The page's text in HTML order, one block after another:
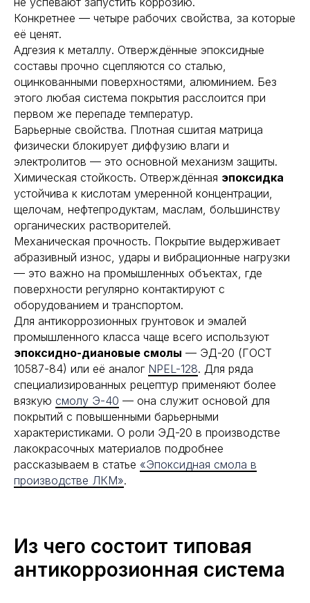
Конкретнее — четыре рабочих свойства, за которые
её ценят.
Адгезия к металлу. Отверждённые эпоксидные
составы прочно сцепляются со сталью,
оцинкованными поверхностями, алюминием. Без
этого любая система покрытия расслоится при
первом же перепаде температур.
Барьерные свойства. Плотная сшитая матрица
физически блокирует диффузию влаги и
электролитов — это основной механизм защиты.
Химическая стойкость. Отверждённая эпоксидка
устойчива к кислотам умеренной концентрации,
щелочам, нефтепродуктам, маслам, большинству
органических растворителей.
Механическая прочность. Покрытие выдерживает
абразивный износ, удары и вибрационные нагрузки
— это важно на промышленных объектах, где
поверхности регулярно контактируют с
оборудованием и транспортом.
Для антикоррозионных грунтовок и эмалей
промышленного класса чаще всего используют
эпоксидно-диановые смолы — ЭД-20 (ГОСТ
10587-84) или её аналог NPEL-128. Для ряда
специализированных рецептур применяют более
вязкую смолу Э-40 — она служит основой для
покрытий с повышенными барьерными
характеристиками. О роли ЭД-20 в производстве
лакокрасочных материалов подробнее
рассказываем в статье «Эпоксидная смола в
производстве ЛКМ».
Из чего состоит типовая
антикоррозионная система